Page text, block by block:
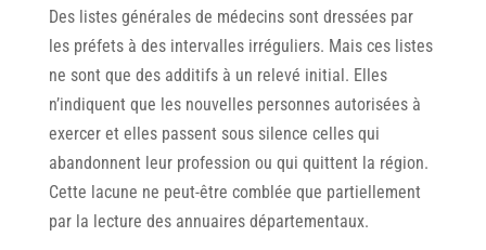
Des listes générales de médecins sont dressées par
les préfets à des intervalles irréguliers. Mais ces listes
ne sont que des additifs à un relevé initial. Elles
n’indiquent que les nouvelles personnes autorisées à
exercer et elles passent sous silence celles qui
abandonnent leur profession ou qui quittent la région.
Cette lacune ne peut-être comblée que partiellement
par la lecture des annuaires départementaux.